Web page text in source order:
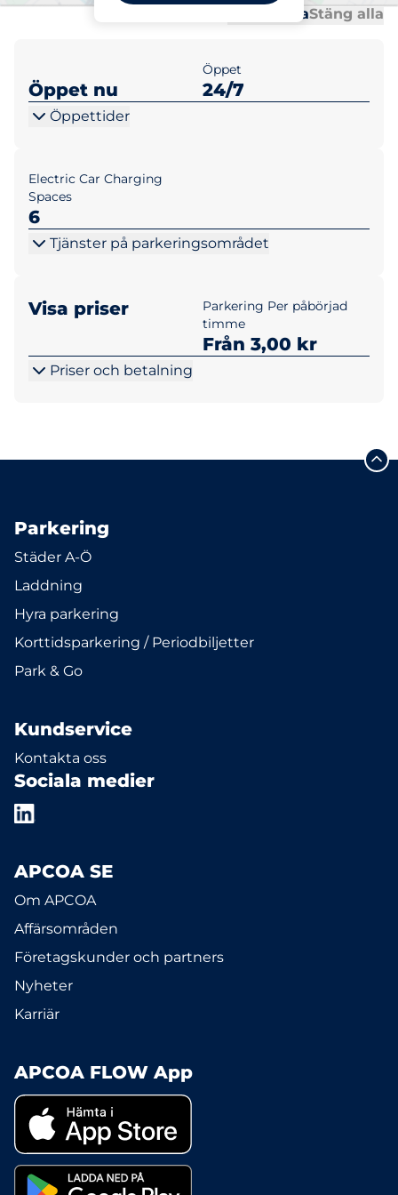
Öppna allaStäng alla
Öppet nu
Öppet
24/7
Öppettider
Electric Car Charging
Spaces
6
Tjänster på parkeringsområdet
Visa priser
Parkering Per påbörjad
timme
Från 3,00 kr
Priser och betalning
Parkering
Städer A-Ö
Laddning
Hyra parkering
Korttidsparkering / Periodbiljetter
Park & Go
Kundservice
Kontakta oss
Sociala medier
APCOA SE
Om APCOA
Affärsområden
Företagskunder och partners
Nyheter
Karriär
APCOA FLOW App